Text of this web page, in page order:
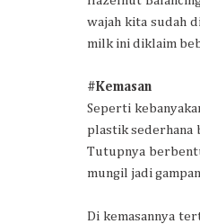
wajah kita sudah
milk ini diklaim
#Kemasan
Seperti
plastik sederhana
Tutupnya
mungil jadi
Di kemasannya